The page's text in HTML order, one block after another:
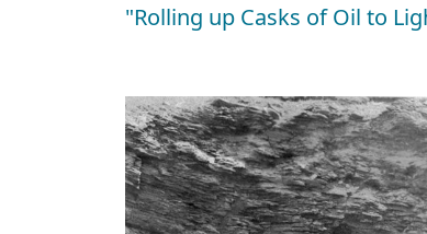
"Rolling up Casks of Oil to